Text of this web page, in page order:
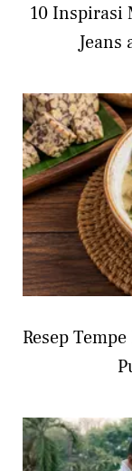
10 Inspirasi
Jeans
Resep